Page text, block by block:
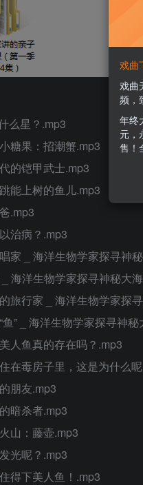
么星？.mp3
糖果：招潮蟹.mp3
的铠甲武士.mp3
能上树的鱼儿.mp3
.mp3
治病？.mp3
家 _ 海洋生物学家探寻神
海洋生物学家探寻神秘大
旅行家 _ 海洋生物学家探
” _ 海洋生物学家探寻神
人鱼真的存在吗？.mp3
在毒房子里，这是为什么
朋友.mp3
暗杀者.mp3
山：藤壶.mp3
光呢？.mp3
得下美人鱼！.mp3
戏曲
戏曲
频，
年终
元，
售！